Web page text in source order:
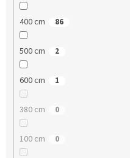
400 cm 86
500 cm 2
600 cm 1
380 cm 0
100 cm 0